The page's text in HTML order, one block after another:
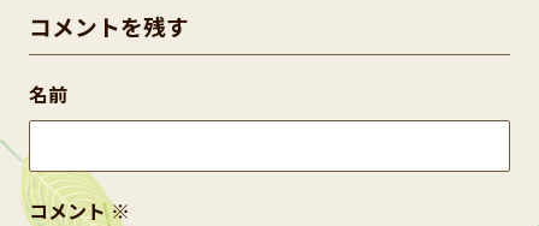
コメントを残す
コメント※
名前